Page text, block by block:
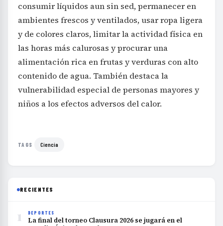
consumir líquidos aun sin sed, permanecer en
ambientes frescos y ventilados, usar ropa ligera
y de colores claros, limitar la actividad física en
las horas más calurosas y procurar una
alimentación rica en frutas y verduras con alto
contenido de agua. También destaca la
vulnerabilidad especial de personas mayores y
niños a los efectos adversos del calor.
TAGS Ciencia
RECIENTES
1 DEPORTES
La final del torneo Clausura 2026 se jugará en el